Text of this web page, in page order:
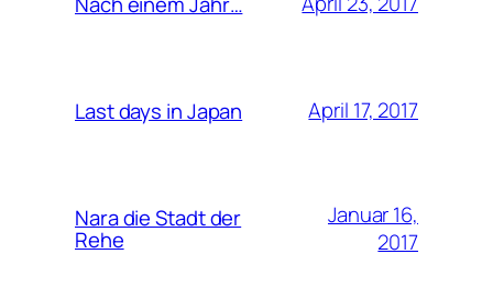
Last days in Japan April 17, 2017
Nara die Stadt der
Rehe
Januar 16,
2017